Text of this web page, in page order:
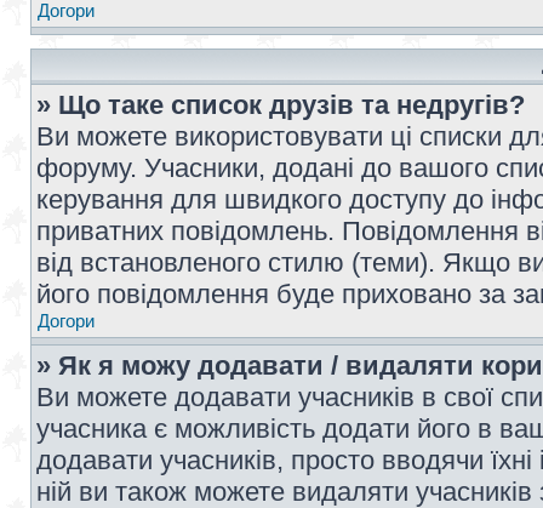
Догори
» Що таке список друзів та недругів?
Ви можете використовувати ці списки
форуму. Учасники, додані до вашого
керування для швидкого доступу до
приватних повідомлень. Повідомлення
від встановленого стилю (теми). Якщо
його повідомлення буде приховано за
Догори
» Як я можу додавати / видаляти
Ви можете додавати учасників в свої
учасника є можливість додати його в
додавати учасників, просто вводячи
ній ви також можете видаляти учасників